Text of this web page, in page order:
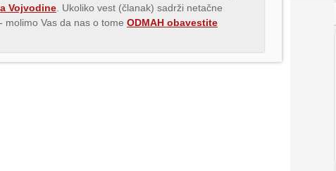
Vojvodine . Ukoliko vest (članak) sadrži netačne
molimo Vas da nas o tome ODMAH obavestite